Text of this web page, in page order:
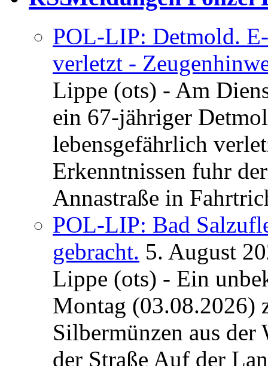
POL-LIP: Detmold.
verletzt -
Lippe (ots) - Am
ein 67-jähriger
lebensgefährlich
Erkenntnissen fuhr
Annastraße in
POL-LIP: Bad
gebracht. 5. August
Lippe (ots) - Ein
Montag (03.08.2026)
Silbermünzen aus der
der Straße Auf der